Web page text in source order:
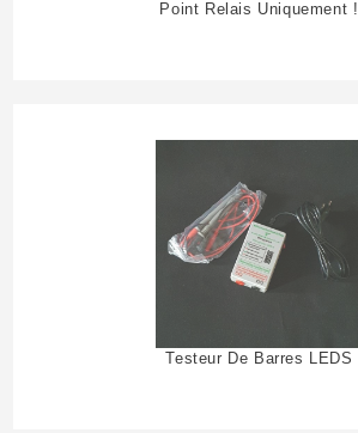
Point Relais Uniquement !
Testeur De Barres LEDS